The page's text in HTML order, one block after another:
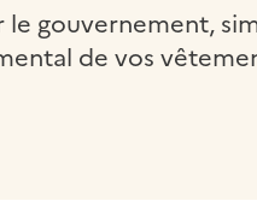
gouvernement,
de vos